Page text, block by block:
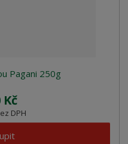
Pagani 250g
Kč
DPH